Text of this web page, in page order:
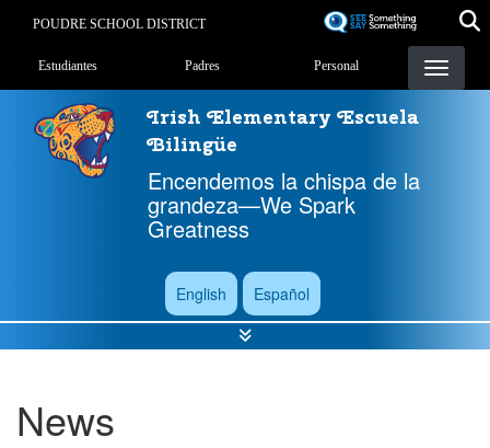
content
POUDRE SCHOOL DISTRICT
Landing Page Menu
Estudiantes Padres Personal
Irish Elementary Escuela
Bilingüe
Encendemos la chispa de la
grandeza—We Spark
Greatness
English Español
News